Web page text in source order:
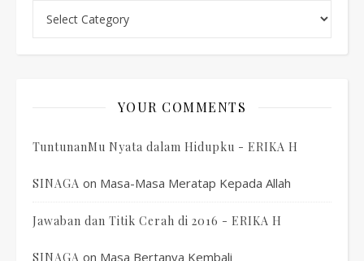
YOUR COMMENTS
TuntunanMu Nyata dalam Hidupku - ERIKA H
SINAGA on Masa-Masa Meratap Kepada Allah
Jawaban dan Titik Cerah di 2016 - ERIKA H
SINAGA on Masa Bertanya Kembali